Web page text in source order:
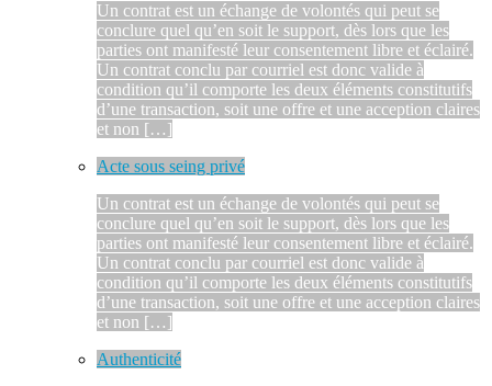
Un contrat est un échange de volontés qui peut se
conclure quel qu’en soit le support, dès lors que les
parties ont manifesté leur consentement libre et éclairé.
Un contrat conclu par courriel est donc valide à
condition qu’il comporte les deux éléments constitutifs
d’une transaction, soit une offre et une acception claires
et non […]
Acte sous seing privé
Un contrat est un échange de volontés qui peut se
conclure quel qu’en soit le support, dès lors que les
parties ont manifesté leur consentement libre et éclairé.
Un contrat conclu par courriel est donc valide à
condition qu’il comporte les deux éléments constitutifs
d’une transaction, soit une offre et une acception claires
et non […]
Authenticité